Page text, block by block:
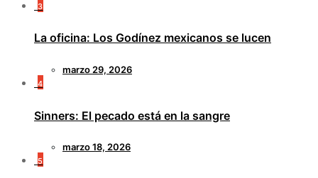
3
La oficina: Los Godínez mexicanos se lucen
marzo 29, 2026
4
Sinners: El pecado está en la sangre
marzo 18, 2026
5